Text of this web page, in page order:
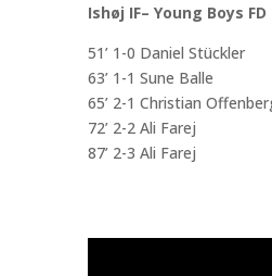
Ishøj IF– Young Boys
51’ 1-0 Daniel Stückler
63’ 1-1 Sune Balle
65’ 2-1 Christian
72’ 2-2 Ali Farej
87’ 2-3 Ali Farej